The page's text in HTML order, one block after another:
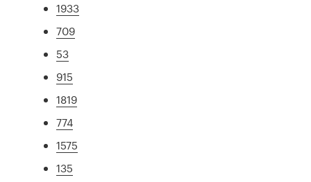
1933
709
53
915
1819
774
1575
135